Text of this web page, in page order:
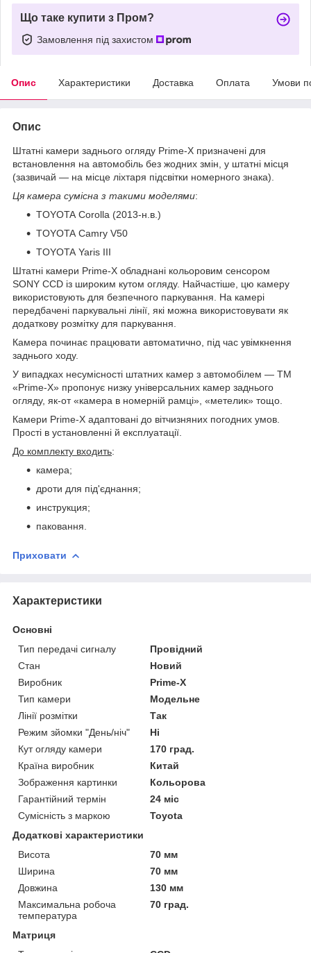
Що таке купити з Пром?
Замовлення під захистом
Опис Характеристики Доставка Оплата Умови
Опис
Штатні камери заднього огляду Prime-X призначені для
встановлення на автомобіль без жодних змін, у штатні місця
(зазвичай — на місце ліхтаря підсвітки номерного знака).
Ця камера сумісна з такими моделями:
TOYOTA Corolla (2013-н.в.)
TOYOTA Camry V50
TOYOTA Yaris III
Штатні камери Prime-X обладнані кольоровим сенсором
SONY CCD із широким кутом огляду. Найчастіше, цю камеру
використовують для безпечного паркування. На камері
передбачені паркувальні лінії, які можна використовувати як
додаткову розмітку для паркування.
Камера починає працювати автоматично, під час увімкнення
заднього ходу.
У випадках несумісності штатних камер з автомобілем — TM
«Prime-X» пропонує низку універсальних камер заднього
огляду, як-от «камера в номерній рамці», «метелик» тощо.
Камери Prime-X адаптовані до вітчизняних погодних умов.
Прості в установленні й експлуатації.
До комплекту входить:
камера;
дроти для під'єднання;
инструкция;
паковання.
Приховати
Характеристики
Основні
Тип передачі сигналу
Провідний
Стан
Новий
Виробник
Prime-X
Тип камери
Модельне
Лінії розмітки
Так
Режим зйомки "День/ніч"
Ні
Кут огляду камери
170 град.
Країна виробник
Китай
Зображення картинки
Кольорова
Гарантійний термін
24 міс
Сумісність з маркою
Toyota
Додаткові характеристики
Висота
70 мм
Ширина
70 мм
Довжина
130 мм
Максимальна робоча
температура
70 град.
Матриця